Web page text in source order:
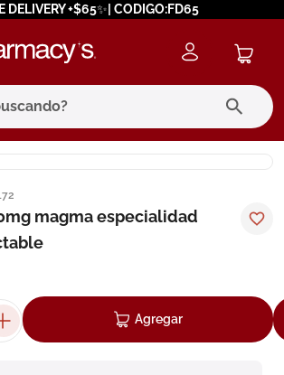
DELIVERY +$65✨| CODIGO:FD65
magma especialidad
Agregar
buscados